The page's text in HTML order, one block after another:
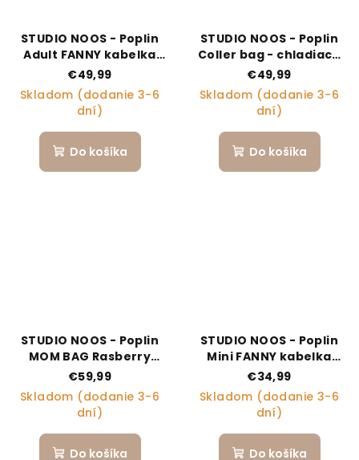
STUDIO NOOS - Poplin
Adult FANNY kabelka
Raspberry Striped
€49,99
Skladom (dodanie 3-6
dní)
Do košíka
STUDIO NOOS - Poplin
Coller bag - chladiaca
taška Raspberry
Striped
€49,99
Skladom (dodanie 3-6
dní)
Do košíka
STUDIO NOOS - Poplin
MOM BAG Rasberry
Striped
€59,99
Skladom (dodanie 3-6
dní)
Do košíka
STUDIO NOOS - Poplin
Mini FANNY kabelka
Raspberry Striped
€34,99
Skladom (dodanie 3-6
dní)
Do košíka